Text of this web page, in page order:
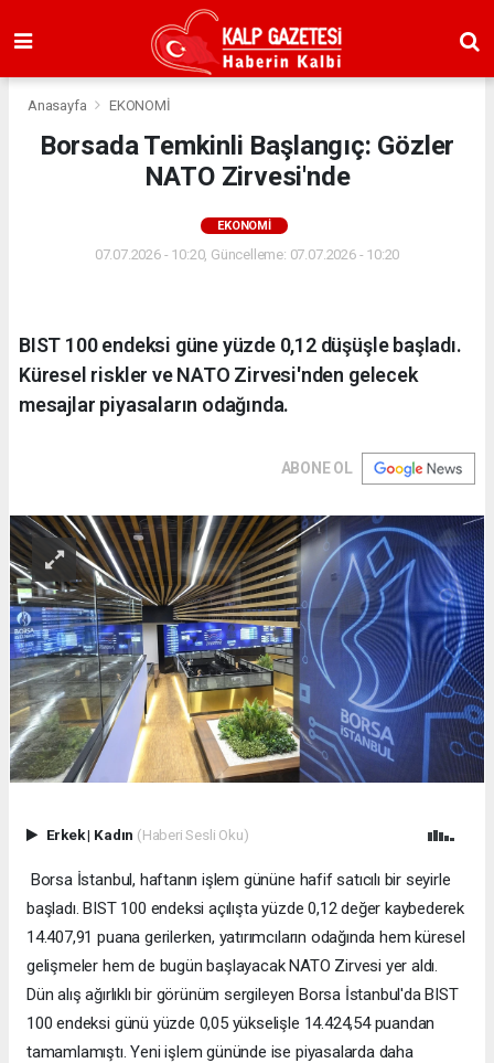
Anasayfa EKONOMİ
Borsada Temkinli Başlangıç: Gözler
NATO Zirvesi'nde
EKONOMİ
07.07.2026 - 10:20, Güncelleme: 07.07.2026 - 10:20
BIST 100 endeksi güne yüzde 0,12 düşüşle başladı.
Küresel riskler ve NATO Zirvesi'nden gelecek
mesajlar piyasaların odağında.
ABONE OL
Erkek| Kadın (Haberi Sesli Oku)
Borsa İstanbul, haftanın işlem gününe hafif satıcılı bir seyirle
başladı. BIST 100 endeksi açılışta yüzde 0,12 değer kaybederek
14.407,91 puana gerilerken, yatırımcıların odağında hem küresel
gelişmeler hem de bugün başlayacak NATO Zirvesi yer aldı.
Dün alış ağırlıklı bir görünüm sergileyen Borsa İstanbul'da BIST
100 endeksi günü yüzde 0,05 yükselişle 14.424,54 puandan
tamamlamıştı. Yeni işlem gününde ise piyasalarda daha